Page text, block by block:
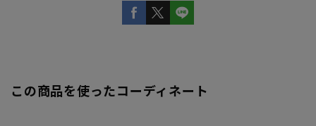
この商品を使ったコーディネート